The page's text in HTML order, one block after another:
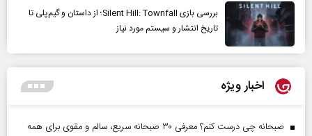
بررسی بازی Silent Hill: Townfall؛ از داستان و گیم‌پلی تا
تاریخ انتشار و سیستم مورد نیاز
اخبار ویژه
صبحانه چی درست کنم؟ معرفی ۳۰ صبحانه سریع، سالم و مقوی برای همه